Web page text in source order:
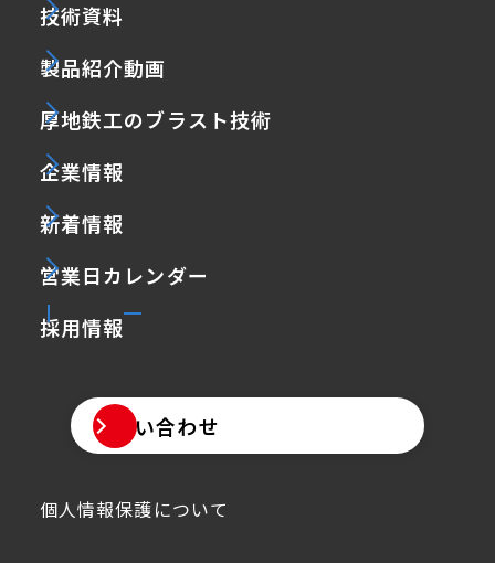
技術資料
製品紹介動画
厚地鉄工のブラスト技術
企業情報
新着情報
営業日カレンダー
採用情報
お問い合わせ
個人情報保護について